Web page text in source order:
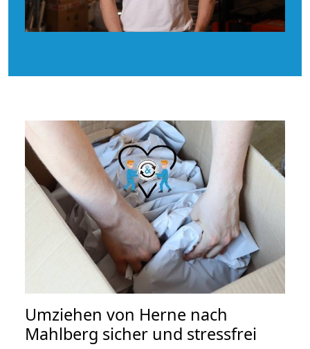
Umziehen von Herne nach
Mahlberg sicher und stressfrei